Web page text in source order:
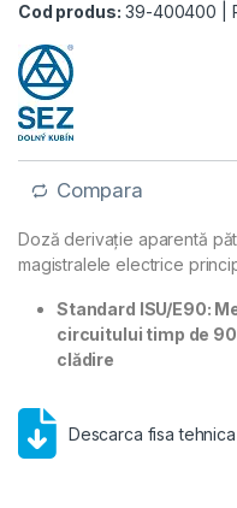
Cod produs: 39-400400 |
Compara
Doză derivație aparentă
magistralele electrice
Standard ISU/E90:
circuitului timp de
clădire
Descarca fisa tehnica